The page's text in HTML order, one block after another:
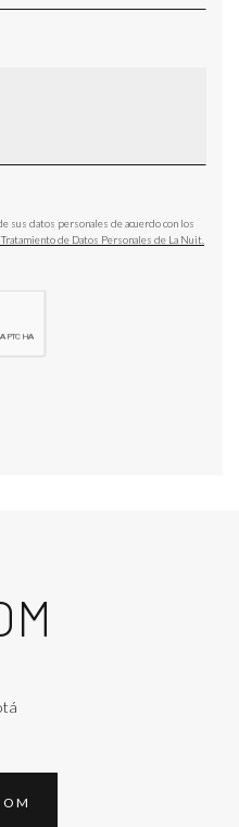
sus datos personales de acuerdo con los
de Datos Personales de La Nuit.